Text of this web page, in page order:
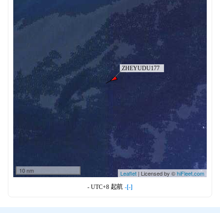
10 nm Leaflet | Licensed by ©hiFleet.com
- UTC+8 起航 -[-]